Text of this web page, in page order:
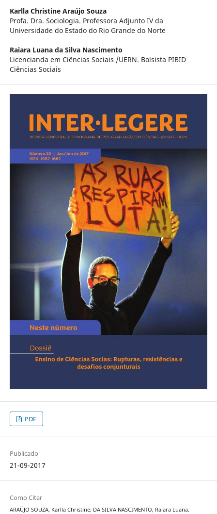
Karlla Christine Araújo Souza
Profa. Dra. Sociologia. Professora Adjunto IV da
Universidade do Estado do Rio Grande do Norte
Raiara Luana da Silva Nascimento
Licencianda em Ciências Sociais /UERN. Bolsista PIBID
Ciências Sociais
PDF
Publicado
21-09-2017
Como Citar
ARAÚJO SOUZA, Karlla Christine; DA SILVA NASCIMENTO, Raiara Luana.